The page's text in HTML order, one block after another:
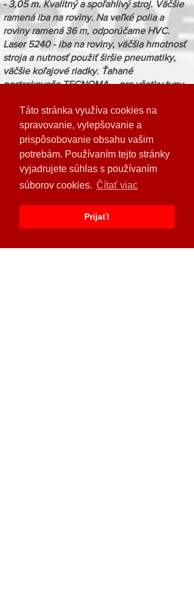
Táto stránka využíva cookies na
spravovanie, vylepšovanie a
prispôsobovanie obsahu vašim
potrebám. Používaním tejto stránky
vyjadrujete súhlas s používaním
súborov cookies. Čítať viac
Prijať!
- 3,05 m. Kvalitný a spoľahlivý stroj. Väčšie
ramená iba na roviny. Na veľké polia a
roviny ramená 36 m, odporúčame HVC.
Laser 5240 - iba na roviny, väčšia hmotnosť
stroja a nutnosť použiť širšie pneumatiky,
väčšie koľajové riadky. Ťahané
postrekovače TECNOMA – pre všetky typy
inteligentnú výbavu, ktorá vám prinesie
žiadané úspory TECNOMA ponúka na výber
ťahané postrekovače pre všetky typy
užívateľov s rôznymi výmerami, nárokmi a
možnosťami výbavy – od jednoduchších
Tecnis 3100 s objemom 3100 l po
najmodernejšie typy TECNIS 3500, Tecnis
4500 a Tecnis 6000 s objemom 3500 -